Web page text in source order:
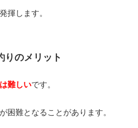
揮します。
りのメリット
難しいです。
困難となることがあります。